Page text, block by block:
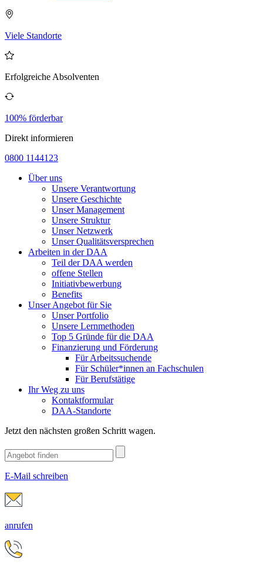
Viele Standorte
Erfolgreiche Absolventen
100% förderbar
Direkt informieren
0800 1144123
Über uns
Unsere Verantwortung
Unsere Geschichte
Unser Management
Unsere Struktur
Unser Netzwerk
Unser Qualitätsversprechen
Arbeiten in der DAA
Teil der DAA werden
offene Stellen
Initiativbewerbung
Benefits
Unser Angebot für Sie
Unser Portfolio
Unsere Lernmethoden
Top 5 Gründe für die DAA
Finanzierung und Förderung
Für Arbeitssuchende
Für Schüler*innen an Fachschulen
Für Berufstätige
Ihr Weg zu uns
Kontaktformular
DAA-Standorte
Jetzt den nächsten großen Schritt wagen.
E-Mail schreiben
anrufen